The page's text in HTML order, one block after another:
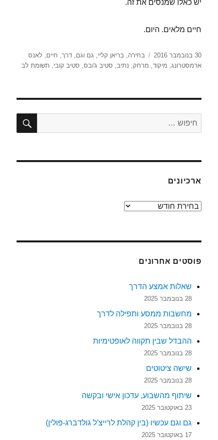
יש כאלו שמנסים את זה.
חיים מלאים. היום.
פורסם
בתאריך
30 בנובמבר 2016 תגיות
בחירה,בריאן קליי, גם וגם,דרך, חיים,לאנס
ארמסטרונג, מיקוד, מרחק, נתיב, סטיב ג'ובס, סטיב קובי, תשומת לב
חפש:
ארכיונים
ארכיונים
פוסטים אחרונים
שאלות אמצע הדרך
28 בנובמבר 2025
מחשבות ממסע ותפילה לדרך
28 בנובמבר 2025
ההבדל שבין תקווה לאופטימיות
28 בנובמבר 2025
שישה ציטוטים
28 בנובמבר 2025
שיתוף מהשבוע, עדכון אישי ובקשה
23 באוקטובר 2025
גם וגם עכשיו (בין קהלת לרייצ'ל גולדברג-פולין)
17 באוקטובר 2025